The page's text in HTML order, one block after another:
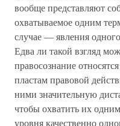
вообще представляют
охватываемое одним
случае — явления
Едва ли такой взгляд
правосознание
пластам правовой
ними значительную
чтобы охватить их
уров­ня качественно